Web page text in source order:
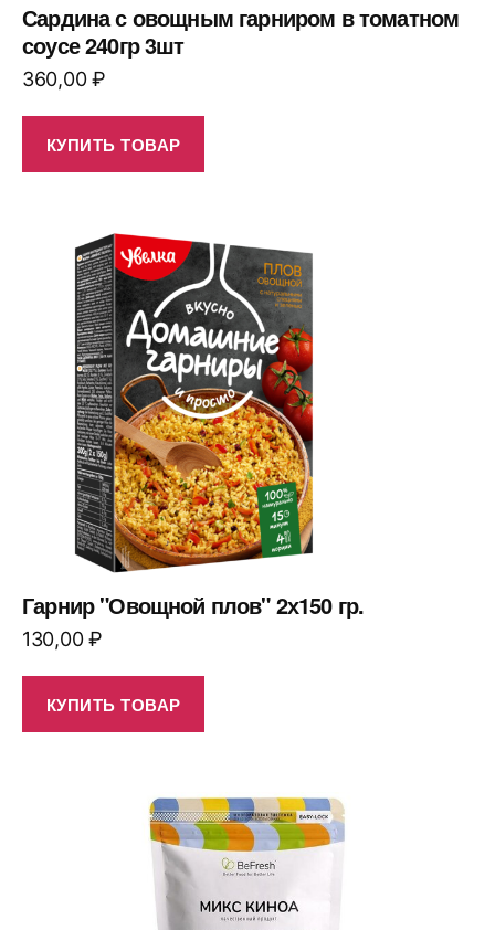
Сардина с овощным гарниром в томатном
соусе 240гр 3шт
360,00₽
КУПИТЬ ТОВАР
Гарнир "Овощной плов" 2х150 гр.
130,00₽
КУПИТЬ ТОВАР